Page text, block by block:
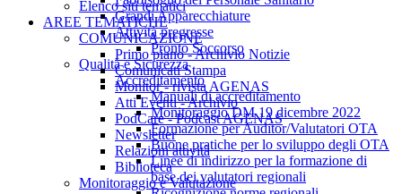
Elenco siti tematici
AREE TEMATICHE
COMUNICAZIONE
Primo piano - Archivio Notizie
Comunicati Stampa
Monitor - rivista AGENAS
Atti Eventi - Archivio
PodCare - Podcast AGENAS
Newsletter
Relazioni attività
Biblioteca
Monitoraggio e Valutazione
Grandi Apparecchiature
Attività pregresse
Pronto Soccorso
Qualità e Sicurezza
Accreditamento
Manuali di accreditamento
Monitoraggio DM 19 dicembre 2022
Formazione per Auditor/Valutatori OTA
Buone pratiche per lo sviluppo degli OTA
Linee di indirizzo per la formazione di
base dei valutatori regionali